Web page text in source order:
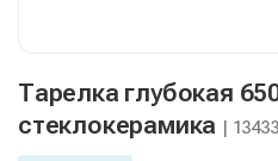
Тарелка глубокая
стеклокерамика | 13433